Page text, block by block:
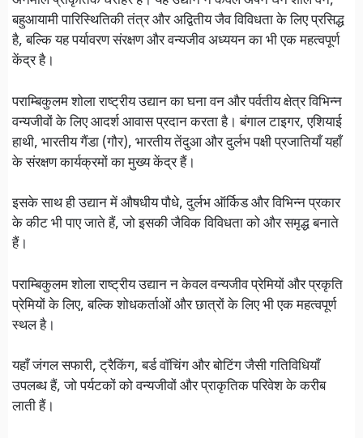
बहुआयामी पारिस्थितिकी तंत्र और अद्वितीय जैव विविधता के लिए प्रसिद्ध
है, बल्कि यह पर्यावरण संरक्षण और वन्यजीव अध्ययन का भी एक महत्वपूर्ण
केंद्र है।
पराम्बिकुलम शोला राष्ट्रीय उद्यान का घना वन और पर्वतीय क्षेत्र विभिन्न
वन्यजीवों के लिए आदर्श आवास प्रदान करता है। बंगाल टाइगर, एशियाई
हाथी, भारतीय गैंडा (गौर), भारतीय तेंदुआ और दुर्लभ पक्षी प्रजातियाँ यहाँ
के संरक्षण कार्यक्रमों का मुख्य केंद्र हैं।
इसके साथ ही उद्यान में औषधीय पौधे, दुर्लभ ऑर्किड और विभिन्न प्रकार
के कीट भी पाए जाते हैं, जो इसकी जैविक विविधता को और समृद्ध बनाते
हैं।
पराम्बिकुलम शोला राष्ट्रीय उद्यान न केवल वन्यजीव प्रेमियों और प्रकृति
प्रेमियों के लिए, बल्कि शोधकर्ताओं और छात्रों के लिए भी एक महत्वपूर्ण
स्थल है।
यहाँ जंगल सफारी, ट्रैकिंग, बर्ड वॉचिंग और बोटिंग जैसी गतिविधियाँ
उपलब्ध हैं, जो पर्यटकों को वन्यजीवों और प्राकृतिक परिवेश के करीब
लाती हैं।